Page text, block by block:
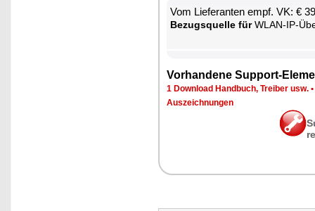
Vom Lie­fe­ran­ten empf. VK: €
Be­zugs­quel­le fürWLAN-IP-
Vor­han­de­ne Sup­port-
1 Down­load Hand­buch, Trei­ber usw. •
Aus­zeich­nun­gen